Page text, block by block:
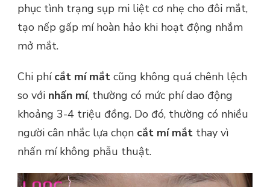
phục tình trạng sụp mi liệt cơ nhẹ cho đôi mắt,
tạo nếp gấp mí hoàn hảo khi hoạt động nhắm
mở mắt.
Chi phí cắt mí mắt cũng không quá chênh lệch
so với nhấn mí, thường có mức phí dao động
khoảng 3-4 triệu đồng. Do đó, thường có nhiều
người cân nhắc lựa chọn cắt mí mắt thay vì
nhấn mí không phẫu thuật.